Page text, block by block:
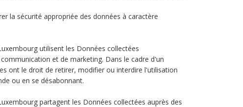
la sécurité appropriée des données à caractère
utilisent les Données collectées
et de marketing. Dans le cadre d'un
ont le droit de retirer, modifier ou interdire l'utilisation
ou en se désabonnant.
partagent les Données collectées auprès des